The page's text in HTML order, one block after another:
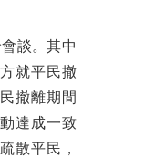
談。其中
就平民撤
撤離期間
達成一致
散平民，